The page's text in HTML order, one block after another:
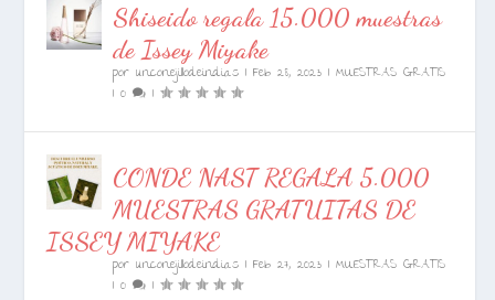
Shiseido regala 15.000 muestras
de Issey Miyake
porunconejillodeindias |Feb 28, 2023 |MUESTRAS GRATIS
|0 |
CONDE NAST REGALA 5.000
MUESTRAS GRATUITAS DE
ISSEY MIYAKE
porunconejillodeindias |Feb 27, 2023 |MUESTRAS GRATIS
|0 |